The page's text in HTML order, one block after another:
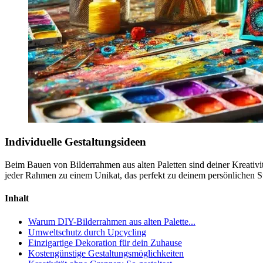
Individuelle Gestaltungsideen
Beim Bauen von Bilderrahmen aus alten Paletten sind deiner
jeder Rahmen zu einem Unikat, das perfekt zu deinem persönlichen
Inhalt
Warum DIY-Bilderrahmen aus alten Palette...
Umweltschutz durch Upcycling
Einzigartige Dekoration für dein Zuhause
Kostengünstige Gestaltungsmöglichkeiten